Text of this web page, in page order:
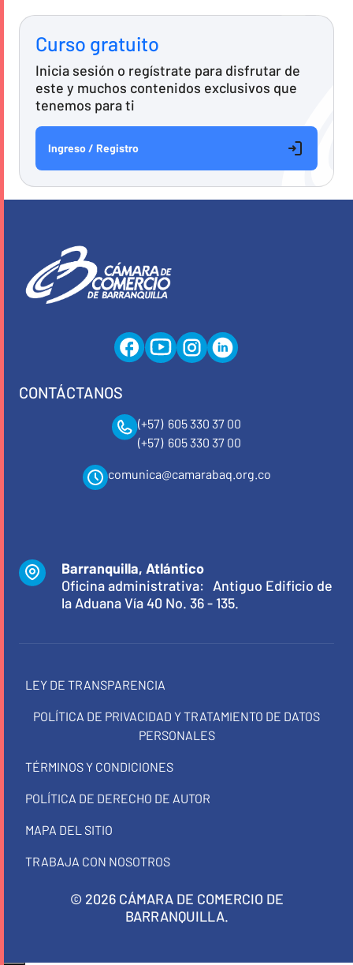
Curso gratuito
Inicia sesión o regístrate para disfrutar de
este y muchos contenidos exclusivos que
tenemos para ti
Ingreso / Registro
CONTÁCTANOS
(+57) 605 330 37 00
(+57) 605 330 37 00
comunica@camarabaq.org.co
Barranquilla, Atlántico
Oficina administrativa: Antiguo Edificio de
la Aduana Vía 40 No. 36 - 135.
LEY DE TRANSPARENCIA
POLÍTICA DE PRIVACIDAD Y TRATAMIENTO DE DATOS
PERSONALES
TÉRMINOS Y CONDICIONES
POLÍTICA DE DERECHO DE AUTOR
MAPA DEL SITIO
TRABAJA CON NOSOTROS
© 2026 CÁMARA DE COMERCIO DE
BARRANQUILLA.